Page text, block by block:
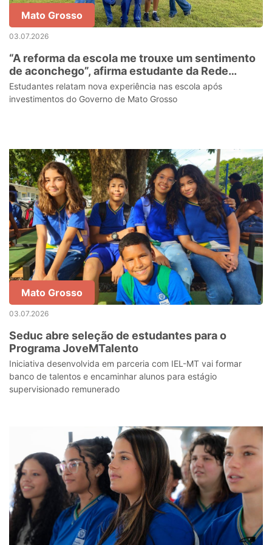
Mato Grosso
03.07.2026
“A reforma da escola me trouxe um sentimento
de aconchego”, afirma estudante da Rede
Estadual
Estudantes relatam nova experiência nas escola após
investimentos do Governo de Mato Grosso
Mato Grosso
03.07.2026
Seduc abre seleção de estudantes para o
Programa JoveMTalento
Iniciativa desenvolvida em parceria com IEL-MT vai formar
banco de talentos e encaminhar alunos para estágio
supervisionado remunerado